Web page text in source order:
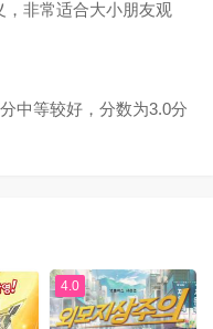
，非常适合大小朋友观
中等较好，分数为3.0分
4.0